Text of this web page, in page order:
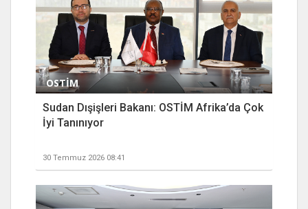
OSTİM
Sudan Dışişleri Bakanı: OSTİM Afrika’da Çok
İyi Tanınıyor
30 Temmuz 2026 08:41